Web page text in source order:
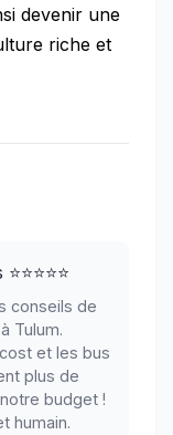
devenir une
riche et
conseils de
Tulum.
et les bus
plus de
budget !
humain.